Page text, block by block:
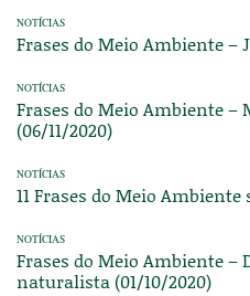
NOTÍCIAS
Frases do Meio Ambiente –
NOTÍCIAS
Frases do Meio Ambiente
(06/11/2020)
NOTÍCIAS
11 Frases do Meio
NOTÍCIAS
Frases do Meio Ambiente –
naturalista (01/10/2020)